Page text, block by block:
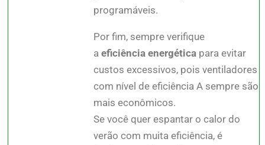
programáveis.
Por fim, sempre verifique
aeficiência energética para evitar
custos excessivos, pois ventiladores
com nível de eficiência A sempre são
mais econômicos.
Se você quer espantar o calor do
verão com muita eficiência, é